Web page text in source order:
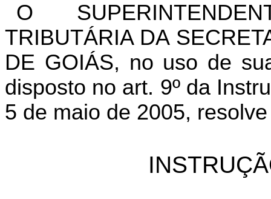
O
TRIBUTÁRIA DA
DE GOIÁS, no uso de
disposto no art. 9º da
5 de maio de 2005,